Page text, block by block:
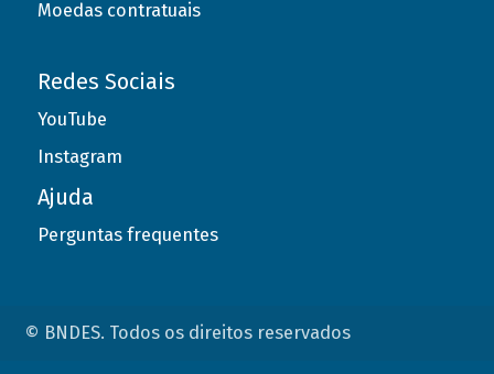
Moedas contratuais
Redes Sociais
YouTube
Instagram
Ajuda
Perguntas frequentes
© BNDES. Todos os direitos reservados